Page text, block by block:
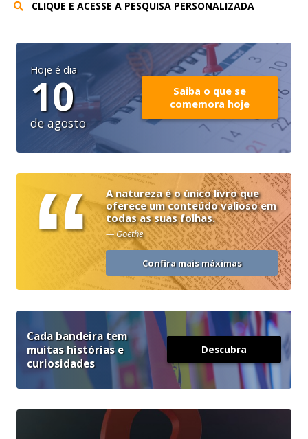
CLIQUE E ACESSE A PESQUISA PERSONALIZADA
Hoje é dia
10
de agosto
Saiba o que se
comemora hoje
“
A natureza é o único livro que
oferece um conteúdo valioso em
todas as suas folhas.
— Goethe
Confira mais máximas
Cada bandeira tem
muitas histórias e
curiosidades
Descubra